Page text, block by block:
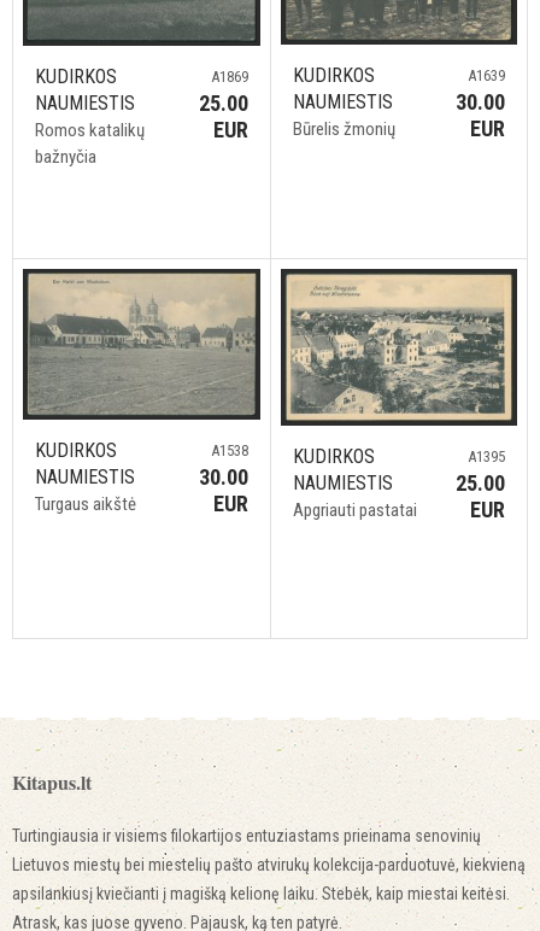
KUDIRKOS
NAUMIESTIS
Romos katalikų
bažnyčia
A1869
25.00
EUR
KUDIRKOS
NAUMIESTIS
Būrelis žmonių
A1639
30.00
EUR
KUDIRKOS
NAUMIESTIS
Turgaus aikštė
A1538
30.00
EUR
KUDIRKOS
NAUMIESTIS
Apgriauti pastatai
A1395
25.00
EUR
Kitapus.lt
Turtingiausia ir visiems filokartijos entuziastams prieinama senovinių
Lietuvos miestų bei miestelių pašto atvirukų kolekcija-parduotuvė, kiekvieną
apsilankiusį kviečianti į magišką kelionę laiku. Stebėk, kaip miestai keitėsi.
Atrask, kas juose gyveno. Pajausk, ką ten patyrė.